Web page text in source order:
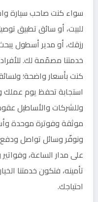
سواء كنت صاحب سيارة
للبيت، أو سائق تطبيق
رزقك، أو مدير أسطول
خدمتنا مصمّمة لك.
كنت بأسعار واضحة؛
استجابة تحفظ يوم عملك
وللشركات والأساطيل
موثقة وفوترة موحدة
ونوفّر وسائل تواصل
على مدار الساعة،
تأمينه، فتكون خدمتنا
احتياجك.